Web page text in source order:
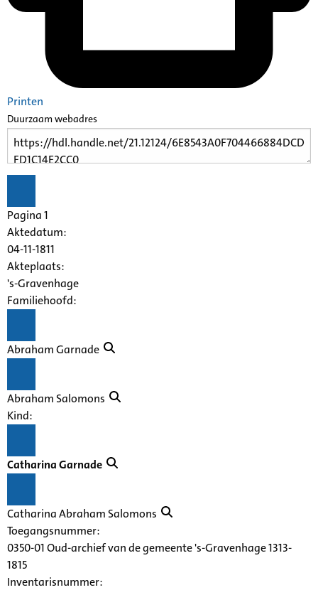
Printen
Duurzaam webadres
Pagina 1
Aktedatum:
04-11-1811
Akteplaats:
's-Gravenhage
Familiehoofd:
Abraham Garnade
Abraham Salomons
Kind:
Catharina Garnade
Catharina Abraham Salomons
Toegangsnummer:
0350-01 Oud-archief van de gemeente 's-Gravenhage 1313-
1815
Inventarisnummer: